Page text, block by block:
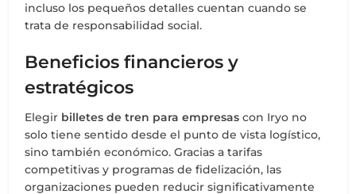
incluso los pequeños detalles cuentan cuando se
trata de responsabilidad social.
Beneficios financieros y
estratégicos
Elegir billetes de tren para empresas con Iryo no
solo tiene sentido desde el punto de vista logístico,
sino también económico. Gracias a tarifas
competitivas y programas de fidelización, las
organizaciones pueden reducir significativamente